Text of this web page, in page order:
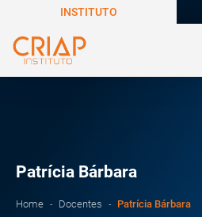
INSTITUTO
Patrícia Bárbara
Home Docentes Patrícia Bárbara